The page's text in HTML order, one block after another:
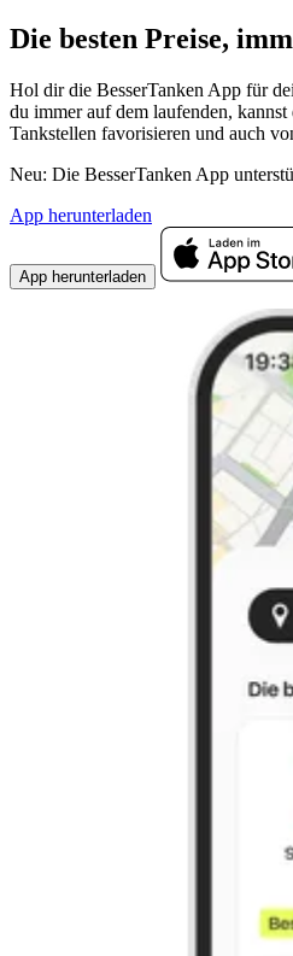
Die besten Preise,
Hol dir die BesserTanken App für
du immer auf dem laufenden, kannst
Tankstellen favorisieren und auch
Neu: Die BesserTanken App
App herunterladen
App herunterladen